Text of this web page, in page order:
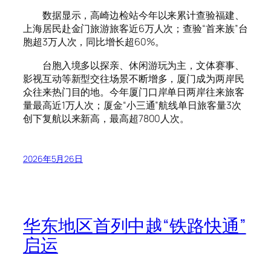
数据显示，高崎边检站今年以来累计查验福建、
上海居民赴金门旅游旅客近6万人次；查验“首来族”台
胞超3万人次，同比增长超60%。
台胞入境多以探亲、休闲游玩为主，文体赛事、
影视互动等新型交往场景不断增多，厦门成为两岸民
众往来热门目的地。今年厦门口岸单日两岸往来旅客
量最高近1万人次；厦金“小三通”航线单日旅客量3次
创下复航以来新高，最高超7800人次。
2026年5月26日
华东地区首列中越“铁路快通”
启运